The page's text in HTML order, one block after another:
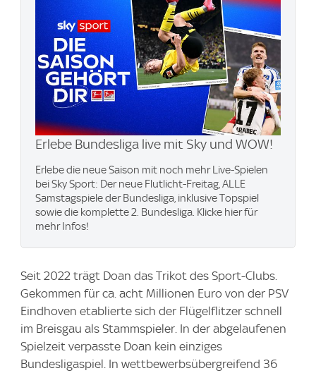
Erlebe Bundesliga live mit Sky und WOW​!
Erlebe die neue Saison mit noch mehr Live-Spielen
bei Sky Sport: Der neue Flutlicht-Freitag, ALLE
Samstagspiele der Bundesliga, inklusive Topspiel
sowie die komplette 2. Bundesliga. Klicke hier für
mehr Infos!
Seit 2022 trägt Doan das Trikot des Sport-Clubs.
Gekommen für ca. acht Millionen Euro von der PSV
Eindhoven etablierte sich der Flügelflitzer schnell
im Breisgau als Stammspieler. In der abgelaufenen
Spielzeit verpasste Doan kein einziges
Bundesligaspiel. In wettbewerbsübergreifend 36